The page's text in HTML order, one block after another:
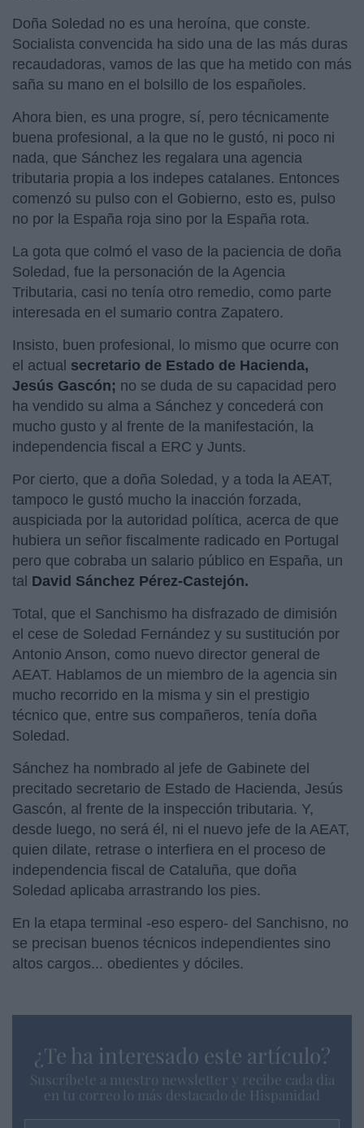
Doña Soledad no es una heroína, que conste.
Socialista convencida ha sido una de las más duras
recaudadoras, vamos de las que ha metido con más
saña su mano en el bolsillo de los españoles.
Ahora bien, es una progre, sí, pero técnicamente
buena profesional, a la que no le gustó, ni poco ni
nada, que Sánchez les regalara una agencia
tributaria propia a los indepes catalanes. Entonces
comenzó su pulso con el Gobierno, esto es, pulso
no por la España roja sino por la España rota.
La gota que colmó el vaso de la paciencia de doña
Soledad, fue la personación de la Agencia
Tributaria, casi no tenía otro remedio, como parte
interesada en el sumario contra Zapatero.
Insisto, buen profesional, lo mismo que ocurre con
el actual secretario de Estado de Hacienda,
Jesús Gascón; no se duda de su capacidad pero
ha vendido su alma a Sánchez y concederá con
mucho gusto y al frente de la manifestación, la
independencia fiscal a ERC y Junts.
Por cierto, que a doña Soledad, y a toda la AEAT,
tampoco le gustó mucho la inacción forzada,
auspiciada por la autoridad política, acerca de que
hubiera un señor fiscalmente radicado en Portugal
pero que cobraba un salario público en España, un
tal David Sánchez Pérez-Castejón.
Total, que el Sanchismo ha disfrazado de dimisión
el cese de Soledad Fernández y su sustitución por
Antonio Anson, como nuevo director general de
AEAT. Hablamos de un miembro de la agencia sin
mucho recorrido en la misma y sin el prestigio
técnico que, entre sus compañeros, tenía doña
Soledad.
Sánchez ha nombrado al jefe de Gabinete del
precitado secretario de Estado de Hacienda, Jesús
Gascón, al frente de la inspección tributaria. Y,
desde luego, no será él, ni el nuevo jefe de la AEAT,
quien dilate, retrase o interfiera en el proceso de
independencia fiscal de Cataluña, que doña
Soledad aplicaba arrastrando los pies.
En la etapa terminal -eso espero- del Sanchisno, no
se precisan buenos técnicos independientes sino
altos cargos... obedientes y dóciles.
¿Te ha interesado este artículo?
Suscríbete a nuestro newsletter y recibe cada dia
en tu correo lo más destacado de Hispanidad